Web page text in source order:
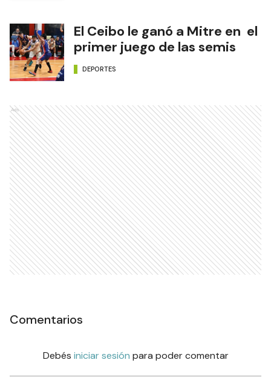
El Ceibo le ganó a Mitre en el
primer juego de las semis
DEPORTES
Ads
Comentarios
Debés iniciar sesión para poder comentar